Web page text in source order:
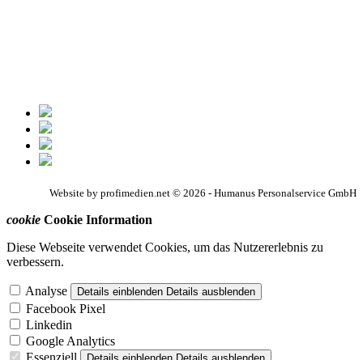
Website by profimedien.net © 2026 - Humanus Personalservice GmbH
cookie Cookie Information
Diese Webseite verwendet Cookies, um das Nutzererlebnis zu
verbessern.
Analyse Details einblenden Details ausblenden
Facebook Pixel
Linkedin
Google Analytics